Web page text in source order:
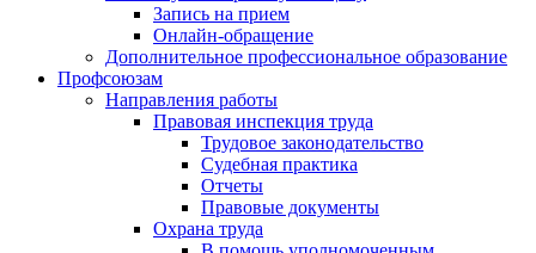
Запись на прием
Онлайн-обращение
Дополнительное профессиональное образование
Профсоюзам
Направления работы
Правовая инспекция труда
Трудовое законодательство
Судебная практика
Отчеты
Правовые документы
Охрана труда